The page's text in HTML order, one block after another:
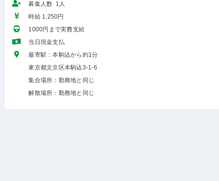
募集人数 1人
時給 1,250円
1000円まで実費支給
当日現金支払
最寄駅：本駒込から約1分
東京都文京区本駒込3-1-6
集合場所：勤務地と同じ
解散場所：勤務地と同じ